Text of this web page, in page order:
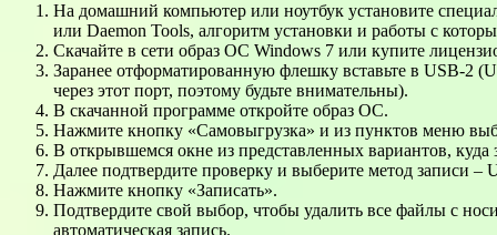
На домашний компьютер или ноутбук установите
или Daemon Tools, алгоритм установки и работы с
Скачайте в сети образ ОС Windows 7 или купите
Заранее отформатированную флешку вставьте в USB-2
через этот порт, поэтому будьте внимательны).
В скачанной программе откройте образ ОС.
Нажмите кнопку «Самовыгрузка» и из пунктов меню
В открывшемся окне из представленных вариантов,
Далее подтвердите проверку и выберите метод записи –
Нажмите кнопку «Записать».
Подтвердите свой выбор, чтобы удалить все файлы с
автоматическая запись.